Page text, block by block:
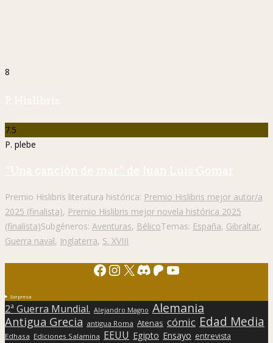
8
P. Hislibris
7.5
P. plebe
“Una canción de mar” de Juan Luis Gomar
Premio Hislibris literatura histórica: Premio Hislibris mejor autor/a
2025 (finalista), Premio Hislibris mejor novela histórica 2025
(finalista)Subgéneros: Aventuras, BélicoTemas: España, Gibraltar,
Guerra naval, Inglaterra, S. XVIII
Facebook
Instagram
X Discord
Patreon
YouTube
Sorpresa
2ª Guerra Mundial. Alejandro Magno Alemania
Antigua Grecia antigua Roma Atenas cómic Edad Media
Edhasa Ediciones Salamina EEUU Egipto Ensayo entrevista